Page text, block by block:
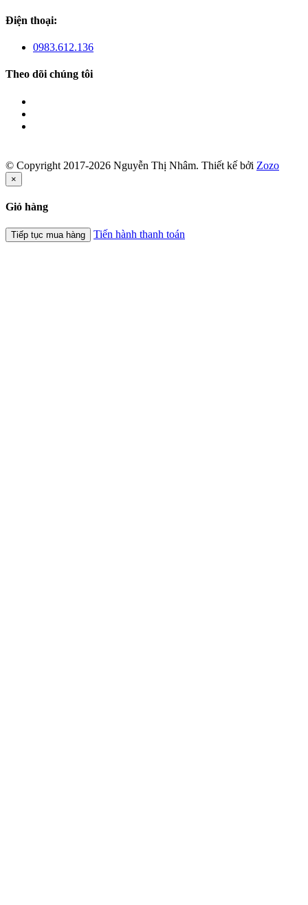
Điện thoại:
0983.612.136
Theo dõi chúng tôi
© Copyright 2017-2026 Nguyễn Thị Nhâm. Thiết kế bởi Zozo
×
Giỏ hàng
Tiếp tục mua hàng Tiến hành thanh toán